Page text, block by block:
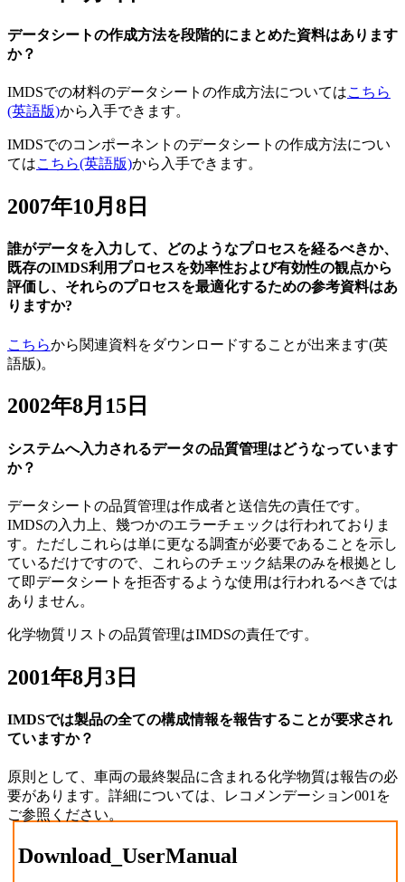
データシートの作成方法を段階的にまとめた資料はあります
か？
IMDSでの材料のデータシートの作成方法についてはこちら
(英語版)から入手できます。
IMDSでのコンポーネントのデータシートの作成方法につい
てはこちら(英語版)から入手できます。
2007年10月8日
誰がデータを入力して、どのようなプロセスを経るべきか、
既存のIMDS利用プロセスを効率性および有効性の観点から
評価し、それらのプロセスを最適化するための参考資料はあ
りますか?
こちらから関連資料をダウンロードすることが出来ます(英
語版)。
2002年8月15日
システムへ入力されるデータの品質管理はどうなっています
か？
データシートの品質管理は作成者と送信先の責任です。
IMDSの入力上、幾つかのエラーチェックは行われておりま
す。ただしこれらは単に更なる調査が必要であることを示し
ているだけですので、これらのチェック結果のみを根拠とし
て即データシートを拒否するような使用は行われるべきでは
ありません。
化学物質リストの品質管理はIMDSの責任です。
2001年8月3日
IMDSでは製品の全ての構成情報を報告することが要求され
ていますか？
原則として、車両の最終製品に含まれる化学物質は報告の必
要があります。詳細については、レコメンデーション001を
ご参照ください。
Download_UserManual